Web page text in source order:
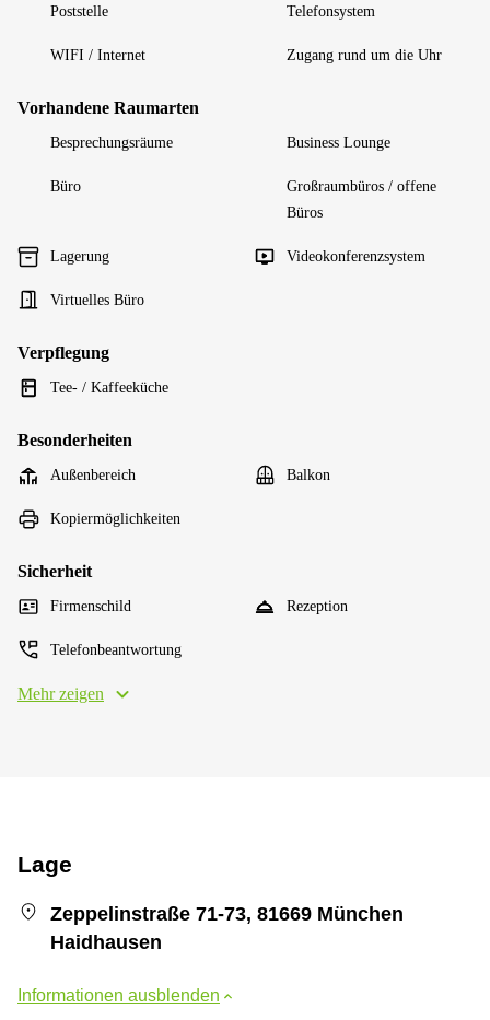
Poststelle Telefonsystem
WIFI / Internet Zugang rund um die Uhr
Vorhandene Raumarten
Besprechungsräume Business Lounge
Büro
Großraumbüros / offene
Büros
Lagerung Videokonferenzsystem
Virtuelles Büro
Verpflegung
Tee- / Kaffeeküche
Besonderheiten
Außenbereich Balkon
Kopiermöglichkeiten
Sicherheit
Firmenschild Rezeption
Telefonbeantwortung
Mehr zeigen
Lage
Zeppelinstraße 71-73, 81669 München
Haidhausen
Informationen ausblenden